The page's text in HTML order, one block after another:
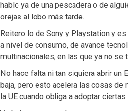
hablo ya de una pescadera o de
orejas al lobo más tarde.
Reitero lo de Sony y Playstation y
a nivel de consumo, de avance
multinacionales, en las que ya no se
No hace falta ni tan siquiera abrir un
baja, pero esto acelera las cosas
la UE cuando obliga a adoptar